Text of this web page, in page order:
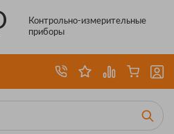
Контрольно-измерительные
приборы